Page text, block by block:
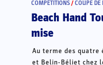
COMPÉTITIONS /COUPE DE
Beach Hand
mise
Au terme des quatre
et Belin-Béliet chez